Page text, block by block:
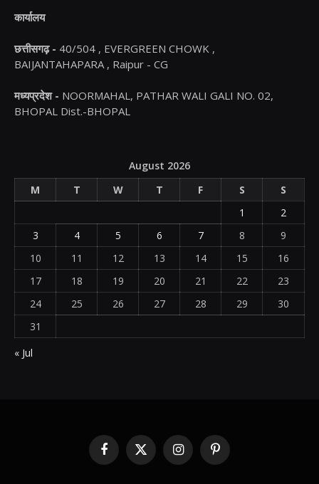
कार्यालय
छत्तीसगढ़ - 40/504 , EVERGREEN CHOWK ,
BAIJANTAHAPARA , Raipur - CG
मध्यप्रदेश - NOORMAHAL, PATHAR WALI GALI NO. 02,
BHOPAL Dist.-BHOPAL
August 2026
M
T W T F S
S
1
2
3
4 5 6 7 8
9
10
11 12 13 14 15
16
17
18 19 20 21 22
23
24
25 26 27 28 29
30
31
« Jul
Facebook
X
(Twitter)
InstagramPinterest